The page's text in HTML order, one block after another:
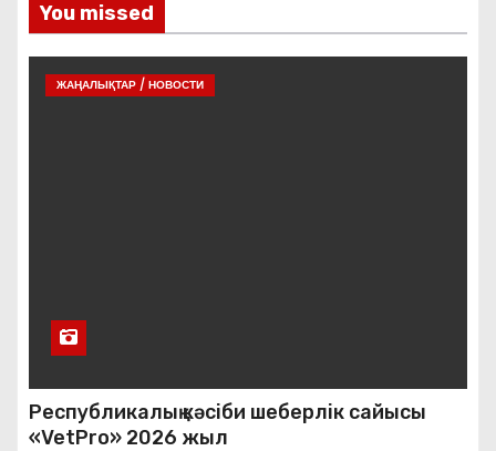
You missed
ЖАҢАЛЫҚТАР / НОВОСТИ
Республикалық кәсіби шеберлік сайысы
«VetPro» 2026 жыл